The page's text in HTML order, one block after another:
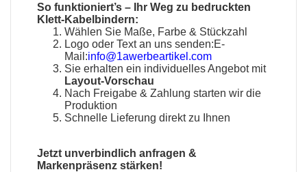
So funktioniert’s – Ihr Weg zu bedruckten
Klett-Kabelbindern:
Wählen Sie Maße, Farbe & Stückzahl
Logo oder Text an uns senden:E-
Mail:info@1awerbeartikel.com
Sie erhalten ein individuelles Angebot mit
Layout-Vorschau
Nach Freigabe & Zahlung starten wir die
Produktion
Schnelle Lieferung direkt zu Ihnen
Jetzt unverbindlich anfragen &
Markenpräsenz stärken!